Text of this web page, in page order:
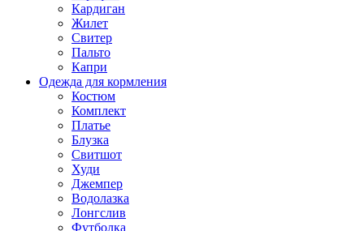
Кардиган
Жилет
Свитер
Пальто
Капри
Одежда для кормления
Костюм
Комплект
Платье
Блузка
Свитшот
Худи
Джемпер
Водолазка
Лонгслив
Футболка